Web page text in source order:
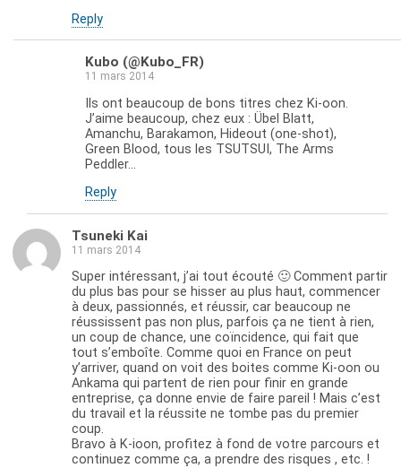
Reply
Kubo (@Kubo_FR)
11 mars 2014
Ils ont beaucoup de bons titres chez Ki-oon.
J’aime beaucoup, chez eux : Übel Blatt,
Amanchu, Barakamon, Hideout (one-shot),
Green Blood, tous les TSUTSUI, The Arms
Peddler…
Reply
Tsuneki Kai
11 mars 2014
Super intéressant, j’ai tout écouté 🙂 Comment partir
du plus bas pour se hisser au plus haut, commencer
à deux, passionnés, et réussir, car beaucoup ne
réussissent pas non plus, parfois ça ne tient à rien,
un coup de chance, une coïncidence, qui fait que
tout s’emboîte. Comme quoi en France on peut
y’arriver, quand on voit des boites comme Ki-oon ou
Ankama qui partent de rien pour finir en grande
entreprise, ça donne envie de faire pareil ! Mais c’est
du travail et la réussite ne tombe pas du premier
coup.
Bravo à K-ioon, profitez à fond de votre parcours et
continuez comme ça, a prendre des risques , etc. !